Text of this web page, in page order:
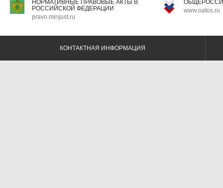
НОРМАТИВНЫЕ ПРАВОВЫЕ АКТЫ В
РОССИЙСКОЙ ФЕДЕРАЦИИ
pravo.minjust.ru
www.oatos.ru
КОНТАКТНАЯ ИНФОРМАЦИЯ